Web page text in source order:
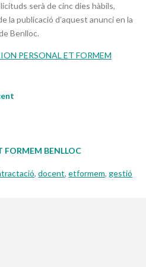
serà de cinc dies hàbils,
la publicació d’aquest anunci en la
Benlloc.
PERSONAL ET FORMEM
FORMEM BENLLOC
,docent,etformem,gestió